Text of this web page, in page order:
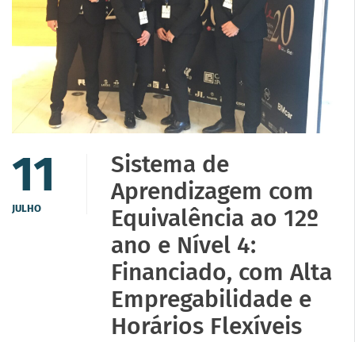
11
JULHO
Sistema de
Aprendizagem com
Equivalência ao 12º
ano e Nível 4:
Financiado, com Alta
Empregabilidade e
Horários Flexíveis